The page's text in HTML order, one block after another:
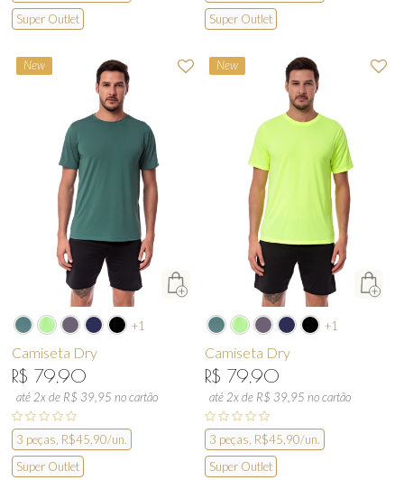
Super Outlet
Super Outlet
New
+1
Camiseta Dry
R$ 79,90
até 2x de R$ 39,95 no cartão
3 peças, R$45,90/un.
Super Outlet
New
+1
Camiseta Dry
R$ 79,90
até 2x de R$ 39,95 no cartão
3 peças, R$45,90/un.
Super Outlet